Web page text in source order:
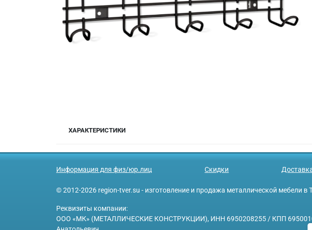
ХАРАКТЕРИСТИКИ
Информация для физ/юр.лиц Скидки
© 2012-2026 region-tver.su - изготовление и продажа металлической мебели в
Реквизиты компании:
ООО «МК» (МЕТАЛЛИЧЕСКИЕ КОНСТРУКЦИИ), ИНН 6950208255 / КПП